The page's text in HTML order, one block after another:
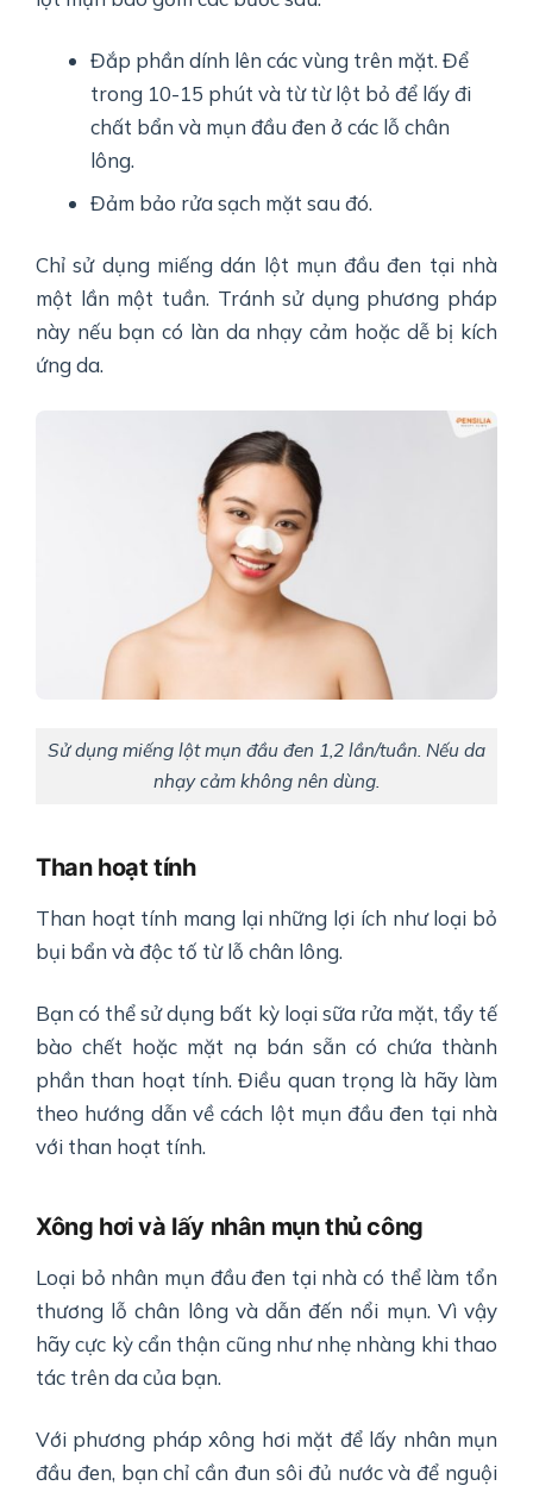
Đắp phần dính lên các vùng trên mặt. Để
trong 10-15 phút và từ từ lột bỏ để lấy đi
chất bẩn và mụn đầu đen ở các lỗ chân
lông.
Đảm bảo rửa sạch mặt sau đó.
Chỉ sử dụng miếng dán lột mụn đầu đen tại nhà
một lần một tuần. Tránh sử dụng phương pháp
này nếu bạn có làn da nhạy cảm hoặc dễ bị kích
ứng da.
Sử dụng miếng lột mụn đầu đen 1,2 lần/tuần. Nếu da
nhạy cảm không nên dùng.
Than hoạt tính
Than hoạt tính mang lại những lợi ích như loại bỏ
bụi bẩn và độc tố từ lỗ chân lông.
Bạn có thể sử dụng bất kỳ loại sữa rửa mặt, tẩy tế
bào chết hoặc mặt nạ bán sẵn có chứa thành
phần than hoạt tính. Điều quan trọng là hãy làm
theo hướng dẫn về cách lột mụn đầu đen tại nhà
với than hoạt tính.
Xông hơi và lấy nhân mụn thủ công
Loại bỏ nhân mụn đầu đen tại nhà có thể làm tổn
thương lỗ chân lông và dẫn đến nổi mụn. Vì vậy
hãy cực kỳ cẩn thận cũng như nhẹ nhàng khi thao
tác trên da của bạn.
Với phương pháp xông hơi mặt để lấy nhân mụn
đầu đen, bạn chỉ cần đun sôi đủ nước và để nguội